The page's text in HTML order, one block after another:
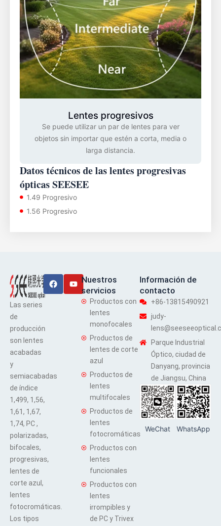
Lentes progresivos
Se puede utilizar un par de lentes para ver
objetos sin importar que estén a corta, media o
larga distancia.
Datos técnicos de las lentes progresivas
ópticas SEESEE
1.49 Progresivo
1.56 Progresivo
Las series
de
producción
son lentes
acabadas
y
semiacabadas
de índice
1,499, 1,56,
1,61, 1,67,
1,74, PC ,
polarizadas,
bifocales,
progresivas,
lentes de
corte azul,
lentes
fotocromáticas.
Los tipos
FacebookYoutube
Nuestros
servicios
Productos con
lentes
monofocales
Productos de
lentes de corte
azul
Productos de
lentes
multifocales
Productos de
lentes
fotocromáticas
Productos con
lentes
funcionales
Productos con
lentes
irrompibles y
de PC y Trivex
Información de
contacto
+86-13815490921
judy-
Parque Industrial
Óptico, ciudad de
Danyang, provincia
de Jiangsu, China
WeChat WhatsApp